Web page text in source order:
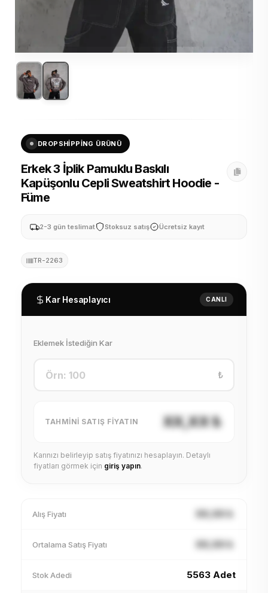
DROPSHIPPING ÜRÜNÜ
Erkek 3 İplik Pamuklu Baskılı
Kapüşonlu Cepli Sweatshirt Hoodie -
Füme
2-3 gün teslimat Stoksuz satış Ücretsiz kayıt
TR-2263
Kar Hesaplayıcı CANLI
Eklemek İstediğin Kar
₺
TAHMINI SATIŞ FIYATIN XX,XX ₺
Karınızı belirleyip satış fiyatınızı hesaplayın. Detaylı
fiyatları görmek için giriş yapın.
Alış Fiyatı XX,XX ₺
Ortalama Satış Fiyatı XX,XX ₺
Stok Adedi 5563 Adet